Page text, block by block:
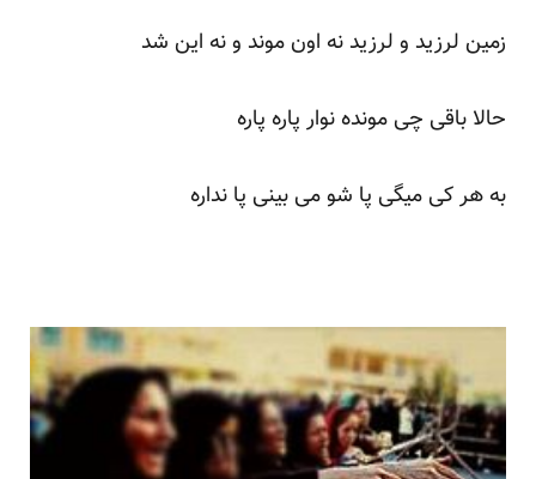
زمین لرزید و لرزید نه اون موند و نه این شد
حالا باقی چی مونده نوار پاره پاره
به هر کی میگی پا شو می بینی پا نداره